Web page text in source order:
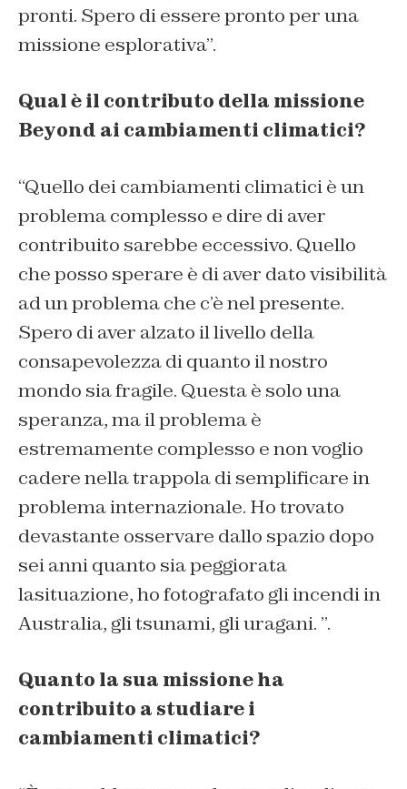
pronti. Spero di essere pronto per una
missione esplorativa”.
Qual è il contributo della missione
Beyond ai cambiamenti climatici?
“Quello dei cambiamenti climatici è un
problema complesso e dire di aver
contribuito sarebbe eccessivo. Quello
che posso sperare è di aver dato visibilità
ad un problema che c’è nel presente.
Spero di aver alzato il livello della
consapevolezza di quanto il nostro
mondo sia fragile. Questa è solo una
speranza, ma il problema è
estremamente complesso e non voglio
cadere nella trappola di semplificare in
problema internazionale. Ho trovato
devastante osservare dallo spazio dopo
sei anni quanto sia peggiorata
lasituazione, ho fotografato gli incendi in
Australia, gli tsunami, gli uragani. ”.
Quanto la sua missione ha
contribuito a studiare i
cambiamenti climatici?